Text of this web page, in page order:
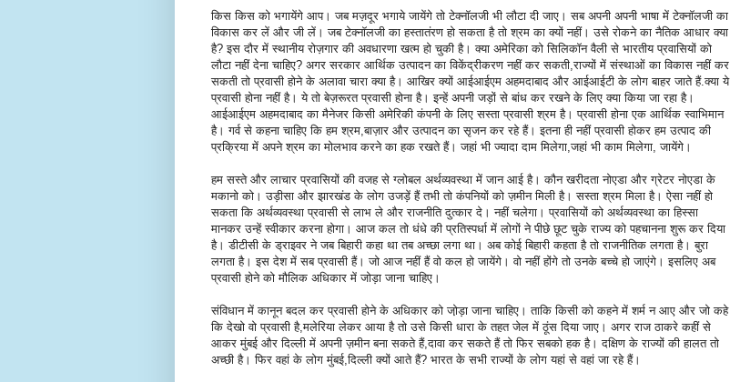
किस किस को भगायेंगे आप। जब मज़दूर भगाये जायेंगे तो टेक्नॉलजी भी लौटा दी जाए। सब अपनी अपनी भाषा में टेक्नॉलजी का
विकास कर लें और जी लें। जब टेक्नॉलजी का हस्तातंरण हो सकता है तो श्रम का क्यों नहीं। उसे रोकने का नैतिक आधार क्या
है? इस दौर में स्थानीय रोज़गार की अवधारणा खत्म हो चुकी है। क्या अमेरिका को सिलिकॉन वैली से भारतीय प्रवासियों को
लौटा नहीं देना चाहिए? अगर सरकार आर्थिक उत्पादन का विकेंद्रीकरण नहीं कर सकती,राज्यों में संस्थाओं का विकास नहीं कर
सकती तो प्रवासी होने के अलावा चारा क्या है। आखिर क्यों आईआईएम अहमदाबाद और आईआईटी के लोग बाहर जाते हैं.क्या ये
प्रवासी होना नहीं है। ये तो बेज़रूरत प्रवासी होना है। इन्हें अपनी जड़ों से बांध कर रखने के लिए क्या किया जा रहा है।
आईआईएम अहमदाबाद का मैनेजर किसी अमेरिकी कंपनी के लिए सस्ता प्रवासी श्रम है। प्रवासी होना एक आर्थिक स्वाभिमान
है। गर्व से कहना चाहिए कि हम श्रम,बाज़ार और उत्पादन का सृजन कर रहे हैं। इतना ही नहीं प्रवासी होकर हम उत्पाद की
प्रक्रिया में अपने श्रम का मोलभाव करने का हक रखते हैं। जहां भी ज्यादा दाम मिलेगा,जहां भी काम मिलेगा, जायेंगे।
हम सस्ते और लाचार प्रवासियों की वजह से ग्लोबल अर्थव्यवस्था में जान आई है। कौन खरीदता नोएडा और ग्रेटर नोएडा के
मकानो को। उड़ीसा और झारखंड के लोग उजड़ें हैं तभी तो कंपनियों को ज़मीन मिली है। सस्ता श्रम मिला है। ऐसा नहीं हो
सकता कि अर्थव्यवस्था प्रवासी से लाभ ले और राजनीति दुत्कार दे। नहीं चलेगा। प्रवासियों को अर्थव्यवस्था का हिस्सा
मानकर उन्हें स्वीकार करना होगा। आज कल तो धंधे की प्रतिस्पर्धा में लोगों ने पीछे छूट चुके राज्य को पहचानना शुरू कर दिया
है। डीटीसी के ड्राइवर ने जब बिहारी कहा था तब अच्छा लगा था। अब कोई बिहारी कहता है तो राजनीतिक लगता है। बुरा
लगता है। इस देश में सब प्रवासी हैं। जो आज नहीं हैं वो कल हो जायेंगे। वो नहीं होंगे तो उनके बच्चे हो जाएंगे। इसलिए अब
प्रवासी होने को मौलिक अधिकार में जोड़ा जाना चाहिए।
संविधान में कानून बदल कर प्रवासी होने के अधिकार को जो़ड़ा जाना चाहिए। ताकि किसी को कहने में शर्म न आए और जो कहे
कि देखो वो प्रवासी है,मलेरिया लेकर आया है तो उसे किसी धारा के तहत जेल में ठूंस दिया जाए। अगर राज ठाकरे कहीं से
आकर मुंबई और दिल्ली में अपनी ज़मीन बना सकते हैं,दावा कर सकते हैं तो फिर सबको हक है। दक्षिण के राज्यों की हालत तो
अच्छी है। फिर वहां के लोग मुंबई,दिल्ली क्यों आते हैं? भारत के सभी राज्यों के लोग यहां से वहां जा रहे हैं।